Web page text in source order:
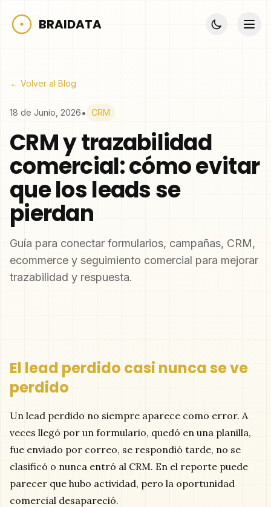
BRAIDATA
← Volver al Blog
18 de Junio, 2026• CRM
CRM y trazabilidad
comercial: cómo evitar
que los leads se
pierdan
Guía para conectar formularios, campañas, CRM,
ecommerce y seguimiento comercial para mejorar
trazabilidad y respuesta.
El lead perdido casi nunca se ve
perdido
Un lead perdido no siempre aparece como error. A
veces llegó por un formulario, quedó en una planilla,
fue enviado por correo, se respondió tarde, no se
clasificó o nunca entró al CRM. En el reporte puede
parecer que hubo actividad, pero la oportunidad
comercial desapareció.